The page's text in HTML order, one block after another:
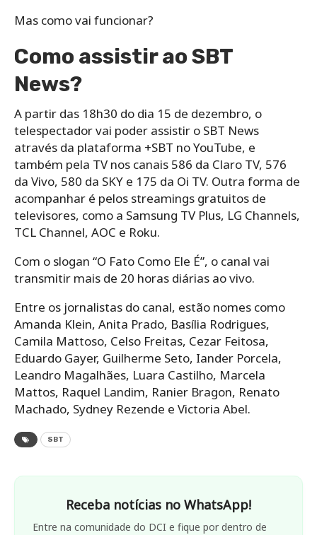
Mas como vai funcionar?
Como assistir ao SBT
News?
A partir das 18h30 do dia 15 de dezembro, o
telespectador vai poder assistir o SBT News
através da plataforma +SBT no YouTube, e
também pela TV nos canais 586 da Claro TV, 576
da Vivo, 580 da SKY e 175 da Oi TV. Outra forma de
acompanhar é pelos streamings gratuitos de
televisores, como a Samsung TV Plus, LG Channels,
TCL Channel, AOC e Roku.
Com o slogan “O Fato Como Ele É”, o canal vai
transmitir mais de 20 horas diárias ao vivo.
Entre os jornalistas do canal, estão nomes como
Amanda Klein, Anita Prado, Basília Rodrigues,
Camila Mattoso, Celso Freitas, Cezar Feitosa,
Eduardo Gayer, Guilherme Seto, Iander Porcela,
Leandro Magalhães, Luara Castilho, Marcela
Mattos, Raquel Landim, Ranier Bragon, Renato
Machado, Sydney Rezende e Victoria Abel.
SBT
Receba notícias no WhatsApp!
Entre na comunidade do DCI e fique por dentro de